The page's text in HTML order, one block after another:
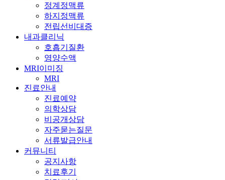
정계정맥류
하지정맥류
전립선비대증
내과클리닉
호흡기질환
영양수액
MRI이미징
MRI
진료안내
진료예약
의학상담
비공개상담
자주묻는질문
서류발급안내
커뮤니티
공지사항
치료후기